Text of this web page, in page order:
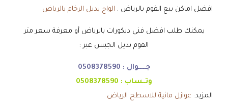
افضل اماكن بيع الفوم بالرياض . الواح بديل الرخام بالرياض
يمكنك طلب افضل فني ديكورات بالرياض أو معرفة سعر متر
الفوم بديل الجبس عبر :
جـــــوال : 0508378590
وتــساب : 0508378590
المزيد: عوازل مائية للاسطح الرياض